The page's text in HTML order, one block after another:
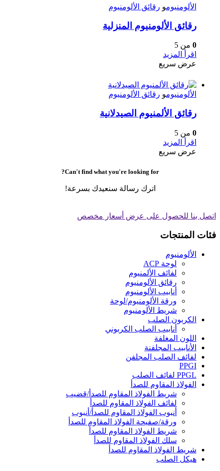
الألومنيومو رقائق الألومنيوم
رقائق الألومنيوم المنزلية
0 من 5
اقرأ المزيد
عرض سريع
الألومنيومو رقائق الألومنيوم
رقائق الألمنيوم الصيدلانية
0 من 5
اقرأ المزيد
عرض سريع
Can't find what you're looking for?
اترك رسالة سنعيدك بسرعة!
اتصل بنا للحصول على عرض أسعار مخصص
فئات المنتجات
الألومنيوم
لوحة ACP
لفائف الألمنيوم
رقائق الألومنيوم
أنابيب الألومنيوم
ورقة الألومنيوم/لوحة
شريط الألومنيوم
الكربون الصلب
أنابيب الصلب الكربوني
اللون المغلفة
الأنابيب المجلفنة
لفائف الصلب المجلفن
PPGI
PPGL لفائف الصلب
الفولاذ المقاوم للصدأ
شريط الفولاذ المقاوم للصدأ/قضيب
لفائف الفولاذ المقاوم للصدأ
أنبوب الفولاذ المقاوم للصدأ/أنبوب
ورقة/صفيحة الفولاذ المقاوم للصدأ
شريط الفولاذ المقاوم للصدأ
سلك الفولاذ المقاوم للصدأ
شريط الفولاذ المقاوم للصدأ
هيكل الصلب